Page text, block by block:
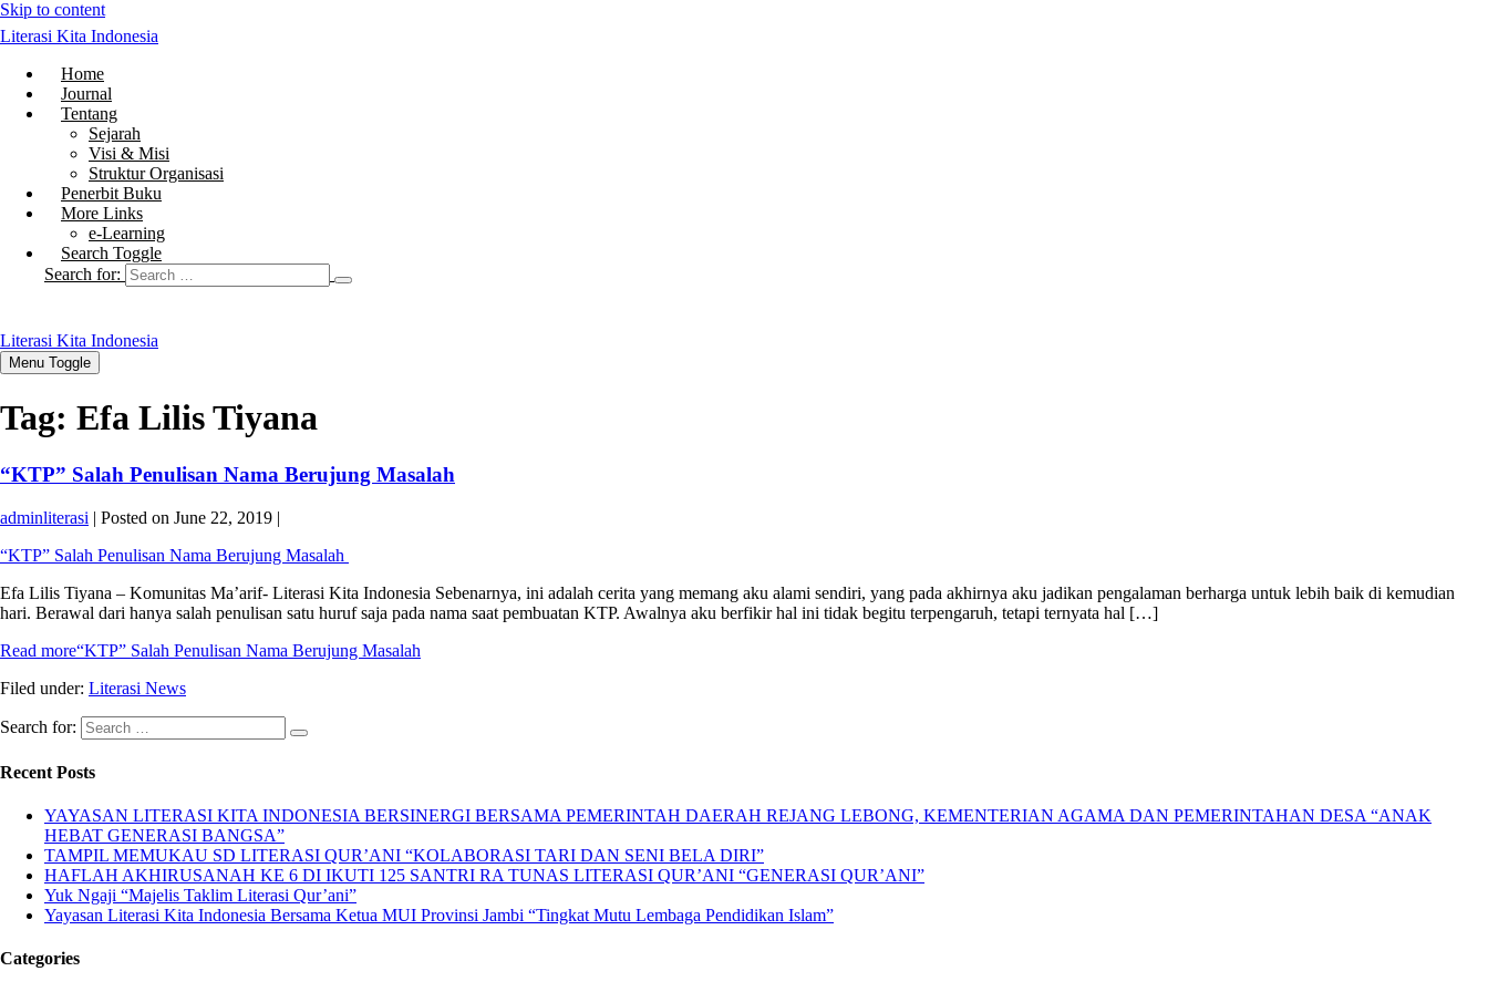
Skip to content
Literasi Kita Indonesia
Home
Journal
Tentang
Sejarah
Visi & Misi
Struktur Organisasi
Penerbit Buku
More Links
e-Learning
Search Toggle
Search for:
Literasi Kita Indonesia
Menu Toggle
Tag: Efa Lilis Tiyana
“KTP” Salah Penulisan Nama Berujung Masalah
adminliterasi | Posted on June 22, 2019 |
“KTP” Salah Penulisan Nama Berujung Masalah
Efa Lilis Tiyana – Komunitas Ma’arif- Literasi Kita Indonesia Sebenarnya, ini adalah cerita yang memang aku alami sendiri, yang pada akhirnya aku jadikan pengalaman berharga untuk lebih baik di kemudian
hari. Berawal dari hanya salah penulisan satu huruf saja pada nama saat pembuatan KTP. Awalnya aku berfikir hal ini tidak begitu terpengaruh, tetapi ternyata hal […]
Read more“KTP” Salah Penulisan Nama Berujung Masalah
Filed under: Literasi News
Search for:
Recent Posts
YAYASAN LITERASI KITA INDONESIA BERSINERGI BERSAMA PEMERINTAH DAERAH REJANG LEBONG, KEMENTERIAN AGAMA DAN PEMERINTAHAN DESA “ANAK
HEBAT GENERASI BANGSA”
TAMPIL MEMUKAU SD LITERASI QUR’ANI “KOLABORASI TARI DAN SENI BELA DIRI”
HAFLAH AKHIRUSANAH KE 6 DI IKUTI 125 SANTRI RA TUNAS LITERASI QUR’ANI “GENERASI QUR’ANI”
Yuk Ngaji “Majelis Taklim Literasi Qur’ani”
Yayasan Literasi Kita Indonesia Bersama Ketua MUI Provinsi Jambi “Tingkat Mutu Lembaga Pendidikan Islam”
Categories